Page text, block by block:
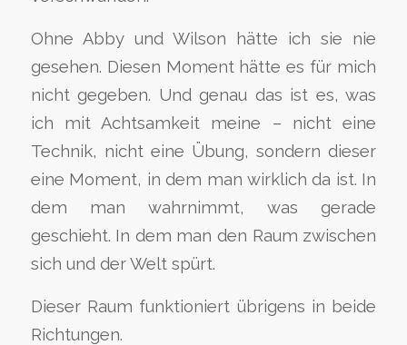
Ohne Abby und Wilson hätte ich sie nie
gesehen. Diesen Moment hätte es für mich
nicht gegeben. Und genau das ist es, was
ich mit Achtsamkeit meine – nicht eine
Technik, nicht eine Übung, sondern dieser
eine Moment, in dem man wirklich da ist. In
dem man wahrnimmt, was gerade
geschieht. In dem man den Raum zwischen
sich und der Welt spürt.
Dieser Raum funktioniert übrigens in beide
Richtungen.